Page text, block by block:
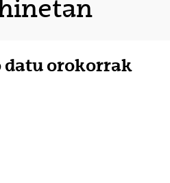
datu orokorrak